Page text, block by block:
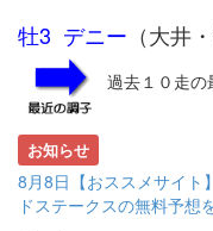
牡3 デニー （大井
過去１０走の
お知らせ
8月8日【おススメサイト
ドステークスの無料予想